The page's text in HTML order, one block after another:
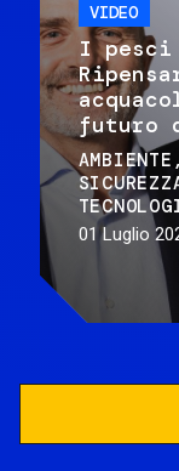
VIDEO
I pesci
futuro
AMBIENTE
01 Luglio